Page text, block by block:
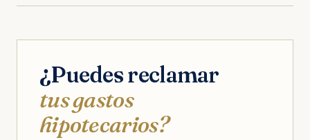
¿Puedes reclamar
tus gastos
hipotecarios?